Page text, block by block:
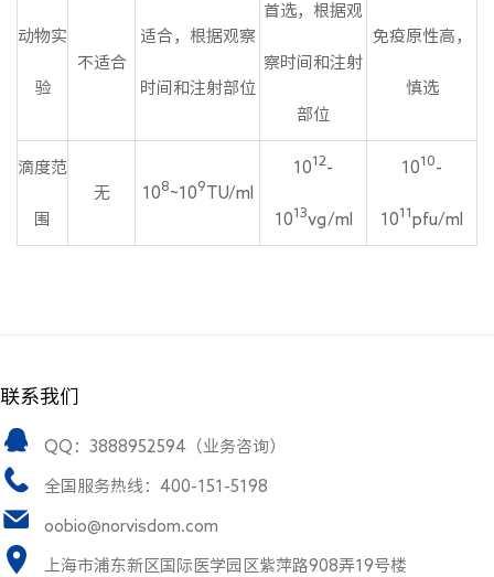
动物实
验
不适合
适合，根据观察
时间和注射部位
首选，根据观
察时间和注射
部位
免疫原性高，
慎选
滴度范
围
无 108~109TU/ml
1012-
1013vg/ml
1010-
1011pfu/ml
联系我们
QQ：3888952594（业务咨询）
全国服务热线：400-151-5198
oobio@norvisdom.com
上海市浦东新区国际医学园区紫萍路908弄19号楼